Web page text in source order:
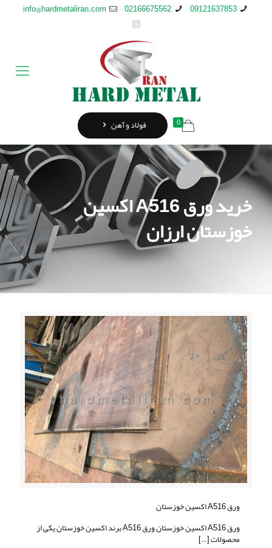
09121637853
02166675562
info@hardmetaliran.com
0 فولاد و آهن
خرید ورق A516 اکسین
خوزستان ارزان
ورق A516 اکسین خوزستان
ورق A516 اکسین خوزستان ورق A516 برند اکسین خوزستان یکی از
محصولات[…]